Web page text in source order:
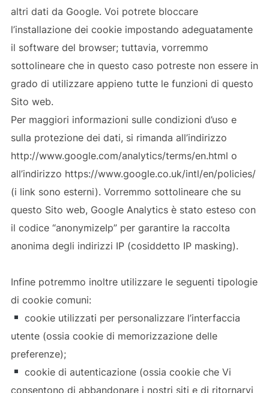
altri dati da Google. Voi potrete bloccare
l’installazione dei cookie impostando adeguatamente
il software del browser; tuttavia, vorremmo
sottolineare che in questo caso potreste non essere in
grado di utilizzare appieno tutte le funzioni di questo
Sito web.
Per maggiori informazioni sulle condizioni d’uso e
sulla protezione dei dati, si rimanda all’indirizzo
http://www.google.com/analytics/terms/en.html o
all’indirizzo https://www.google.co.uk/intl/en/policies/
(i link sono esterni). Vorremmo sottolineare che su
questo Sito web, Google Analytics è stato esteso con
il codice “anonymizeIp” per garantire la raccolta
anonima degli indirizzi IP (cosiddetto IP masking).
Infine potremmo inoltre utilizzare le seguenti tipologie
di cookie comuni:
cookie utilizzati per personalizzare l’interfaccia
utente (ossia cookie di memorizzazione delle
preferenze);
cookie di autenticazione (ossia cookie che Vi
consentono di abbandonare i nostri siti e di ritornarvi